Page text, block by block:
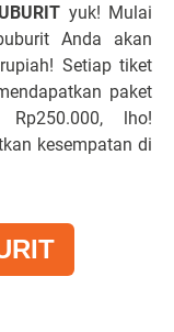
yuk! Mulai
Anda akan
Setiap tiket
paket
lho!
kesempatan di